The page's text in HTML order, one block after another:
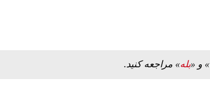
» و «بله» مراجعه کنید.